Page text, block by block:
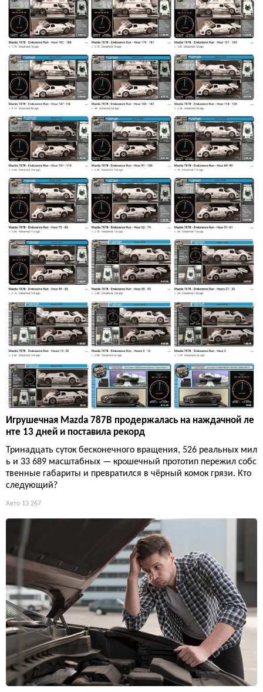
Игрушечная Mazda 787B продержалась на наждачной ле
нте 13 дней и поставила рекорд
Тринадцать суток бесконечного вращения, 526 реальных мил
ь и 33 689 масштабных — крошечный прототип пережил собс
твенные габариты и превратился в чёрный комок грязи. Кто
следующий?
Авто 13 267